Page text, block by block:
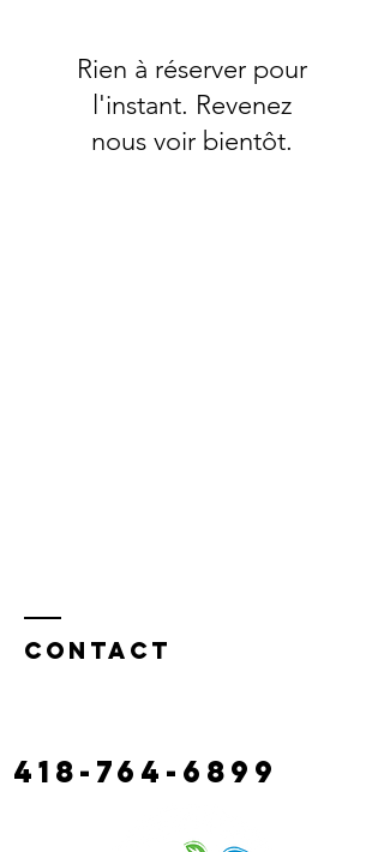
Rien à réserver pour
l'instant. Revenez
nous voir bientôt.
Contact
418-764-6899